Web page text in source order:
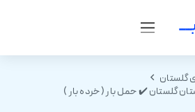
گلستان
گلستان ✔️ حمل بار ( خرده بار )